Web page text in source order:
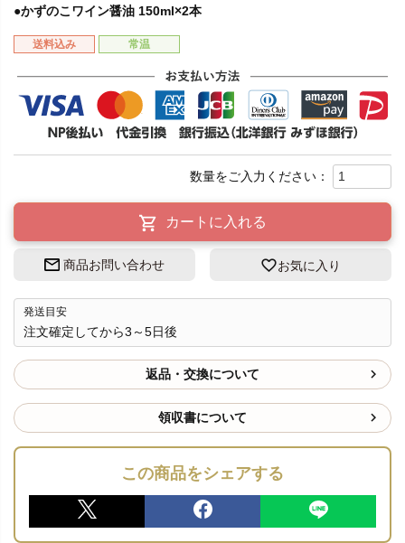
●かずのこワイン醤油 150ml×2本
送料込み 常温
カートに入れる
商品お問い合わせ お気に入り
発送目安
注文確定してから3～5日後
返品・交換について
領収書について
この商品をシェアする